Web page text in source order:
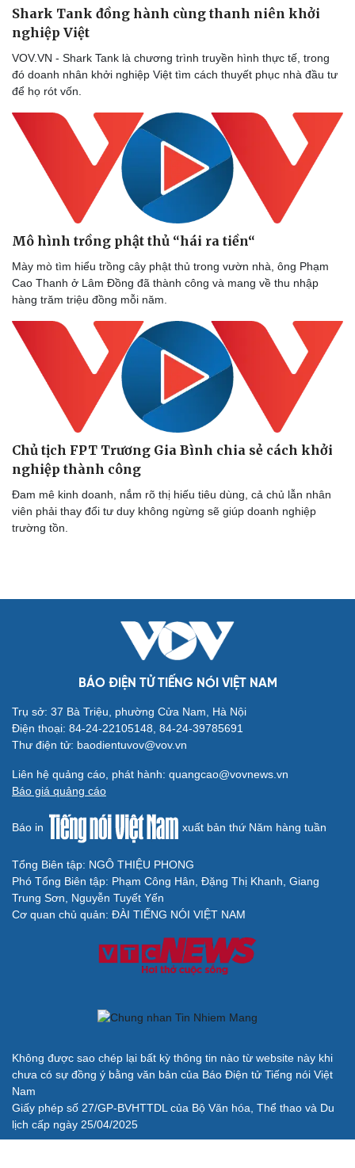
Shark Tank đồng hành cùng thanh niên khởi
nghiệp Việt
VOV.VN - Shark Tank là chương trình truyền hình thực tế, trong
đó doanh nhân khởi nghiệp Việt tìm cách thuyết phục nhà đầu tư
để họ rót vốn.
Mô hình trồng phật thủ “hái ra tiền“
Mày mò tìm hiểu trồng cây phật thủ trong vườn nhà, ông Phạm
Cao Thanh ở Lâm Đồng đã thành công và mang về thu nhập
hàng trăm triệu đồng mỗi năm.
Chủ tịch FPT Trương Gia Bình chia sẻ cách khởi
nghiệp thành công
Đam mê kinh doanh, nắm rõ thị hiếu tiêu dùng, cả chủ lẫn nhân
viên phải thay đổi tư duy không ngừng sẽ giúp doanh nghiệp
trường tồn.
BÁO ĐIỆN TỬ TIẾNG NÓI VIỆT NAM
Trụ sở: 37 Bà Triệu, phường Cửa Nam, Hà Nội
Điện thoại: 84-24-22105148, 84-24-39785691
Thư điện tử: baodientuvov@vov.vn
Liên hệ quảng cáo, phát hành: quangcao@vovnews.vn
Báo giá quảng cáo
Báo in xuất bản thứ Năm hàng tuần
Tổng Biên tập: NGÔ THIỆU PHONG
Phó Tổng Biên tập: Phạm Công Hân, Đặng Thị Khanh, Giang
Trung Sơn, Nguyễn Tuyết Yến
Cơ quan chủ quản: ĐÀI TIẾNG NÓI VIỆT NAM
Không được sao chép lại bất kỳ thông tin nào từ website này khi
chưa có sự đồng ý bằng văn bản của Báo Điện tử Tiếng nói Việt
Nam
Giấy phép số 27/GP-BVHTTDL của Bộ Văn hóa, Thể thao và Du
lịch cấp ngày 25/04/2025